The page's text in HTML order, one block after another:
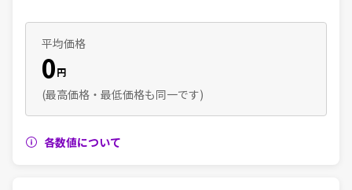
平均価格
0円
(最高価格・最低価格も同一です)
各数値について